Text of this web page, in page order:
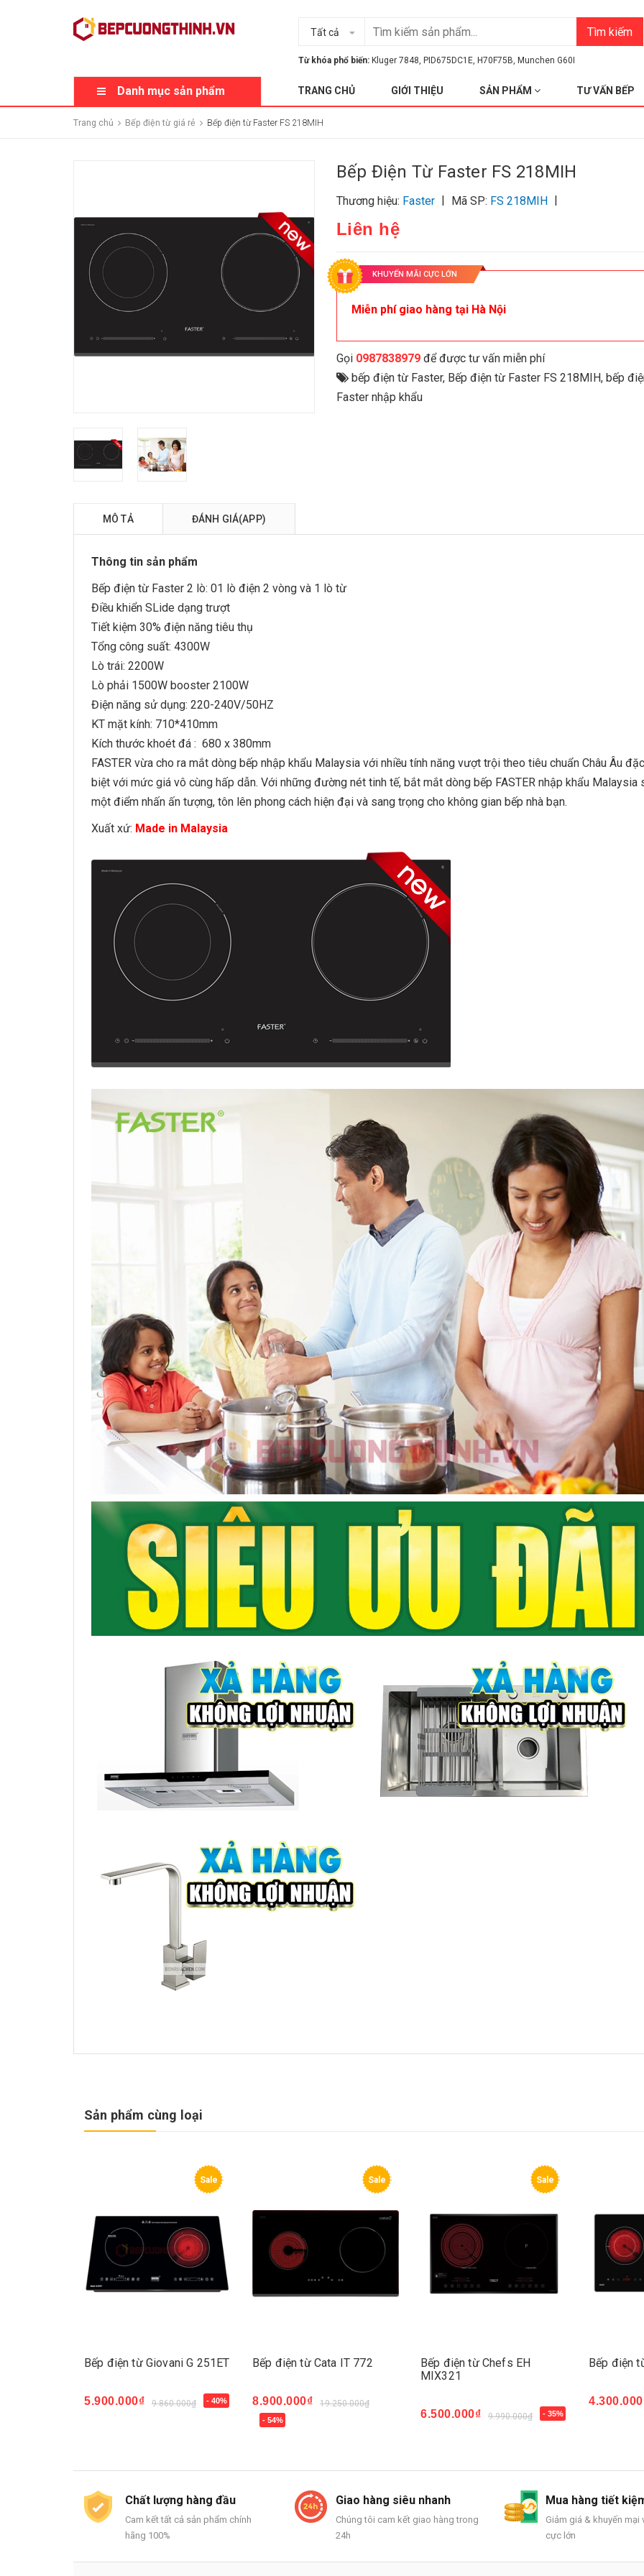
Tất cả Tìm kiếm
Từ khóa phổ biến: Kluger 7848, PID675DC1E, H70F75B, Munchen G60I
Danh mục sản phẩm TRANG CHỦ GIỚI THIỆU SẢN PHẨM TƯ VẤN BẾP
Trang chủ Bếp điện từ giá rẻ Bếp điện từ Faster FS 218MIH
Bếp Điện Từ Faster FS 218MIH
Thương hiệu: Faster | Mã SP: FS 218MIH |
Liên hệ
KHUYẾN MÃI CỰC LỚN
Miễn phí giao hàng tại Hà Nội
Gọi 0987838979để được tư vấn miễn phí
bếp điện từ Faster, Bếp điện từ Faster FS 218MIH, bếp
Faster nhập khẩu
MÔ TẢ ĐÁNH GIÁ(APP)
Thông tin sản phẩm
Bếp điện từ Faster 2 lò: 01 lò điện 2 vòng và 1 lò từ
Điều khiển SLide dạng trượt
Tiết kiệm 30% điện năng tiêu thụ
Tổng công suất: 4300W
Lò trái: 2200W
Lò phải 1500W booster 2100W
Điện năng sử dụng: 220-240V/50HZ
KT mặt kính: 710*410mm
Kích thước khoét đá : 680 x 380mm
FASTER vừa cho ra mắt dòng bếp nhập khẩu Malaysia với nhiều tính năng vượt trội theo tiêu chuẩn Châu Âu đặc
biệt với mức giá vô cùng hấp dẫn. Với những đường nét tinh tế, bắt mắt dòng bếp FASTER nhập khẩu Malaysia
một điểm nhấn ấn tượng, tôn lên phong cách hiện đại và sang trọng cho không gian bếp nhà bạn.
Xuất xứ: Made in Malaysia
Sản phẩm cùng loại
Sale
Bếp điện từ Giovani G 251ET
5.900.000₫ 9.860.000₫ - 40%
Mua ngay
Sale
Bếp điện từ Cata IT 772
8.900.000₫ 19.250.000₫
- 54%
Mua ngay
Sale
Bếp điện từ Chefs EH
MIX321
6.500.000₫ 9.990.000₫ - 35%
Mua ngay
Bếp điện
Mua ngay
Chất lượng hàng đầu
Cam kết tất cả sản phẩm chính
hãng 100%
Giao hàng siêu nhanh
Chúng tôi cam kết giao hàng trong
24h
Mua hàng tiết
Giảm giá & khuyến mại
cực lớn